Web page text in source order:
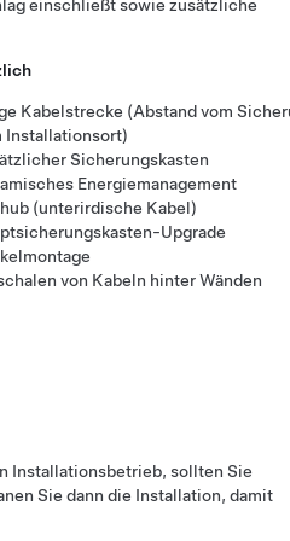
einschließt sowie zusätzliche
Kabelstrecke (Abstand vom
Installationsort)
Sicherungskasten
Energiemanagement
(unterirdische Kabel)
Upgrade
von Kabeln hinter Wänden
Installationsbetrieb, sollten Sie
Sie dann die Installation, damit